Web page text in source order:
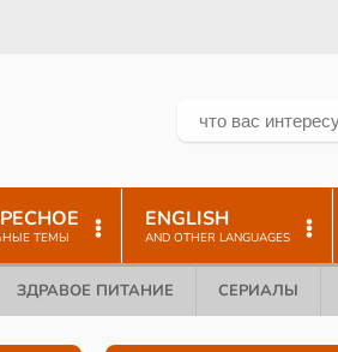
ТЕМЫ
ENGLISH
AND OTHER LANGUAGES
ЗДРАВОЕ ПИТАНИЕ СЕРИАЛЫ